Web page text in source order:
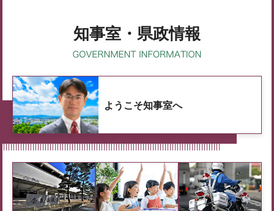
知事室・県政情報
ようこそ知事室へ